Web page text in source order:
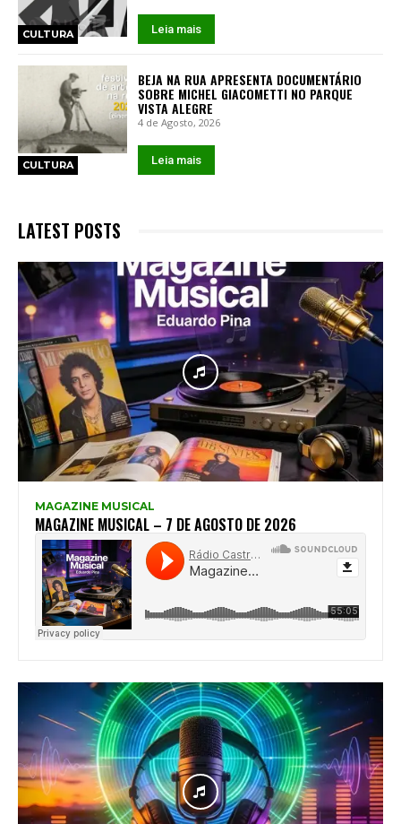
CULTURA Leia mais
CULTURA
BEJA NA RUA APRESENTA DOCUMENTÁRIO
SOBRE MICHEL GIACOMETTI NO PARQUE
VISTA ALEGRE
4 de Agosto, 2026
Leia mais
LATEST POSTS
MAGAZINE MUSICAL
MAGAZINE MUSICAL – 7 DE AGOSTO DE 2026